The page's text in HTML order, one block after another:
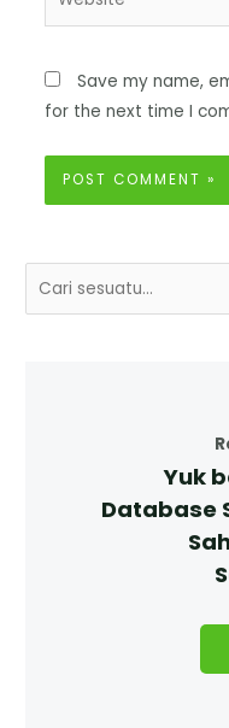
Save my name,
for the next time I
Yuk
Database